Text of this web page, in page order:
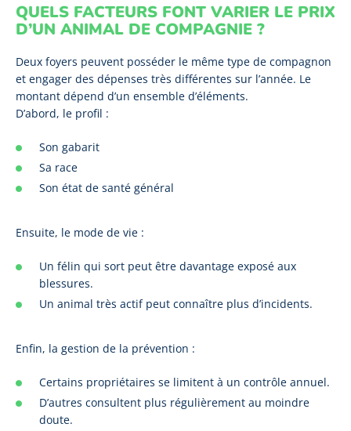
QUELS FACTEURS FONT VARIER LE PRIX
D’UN ANIMAL DE COMPAGNIE ?
Deux foyers peuvent posséder le même type de compagnon
et engager des dépenses très différentes sur l’année. Le
montant dépend d’un ensemble d’éléments.
D’abord, le profil :
Son gabarit
Sa race
Son état de santé général
Ensuite, le mode de vie :
Un félin qui sort peut être davantage exposé aux
blessures.
Un animal très actif peut connaître plus d’incidents.
Enfin, la gestion de la prévention :
Certains propriétaires se limitent à un contrôle annuel.
D’autres consultent plus régulièrement au moindre
doute.